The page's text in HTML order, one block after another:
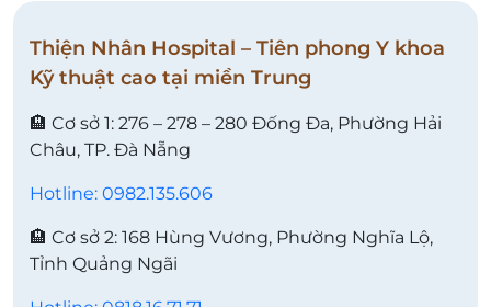
Thiện Nhân Hospital – Tiên phong Y khoa
Kỹ thuật cao tại miền Trung
🏨 Cơ sở 1: 276 – 278 – 280 Đống Đa, Phường Hải
Châu, TP. Đà Nẵng
Hotline: 0982.135.606
🏨 Cơ sở 2: 168 Hùng Vương, Phường Nghĩa Lộ,
Tỉnh Quảng Ngãi